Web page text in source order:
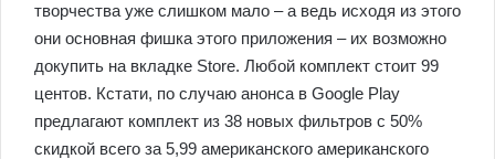
творчества уже слишком мало – а ведь исходя из этого
они основная фишка этого приложения – их возможно
докупить на вкладке Store. Любой комплект стоит 99
центов. Кстати, по случаю анонса в Google Play
предлагают комплект из 38 новых фильтров с 50%
скидкой всего за 5,99 американского американского